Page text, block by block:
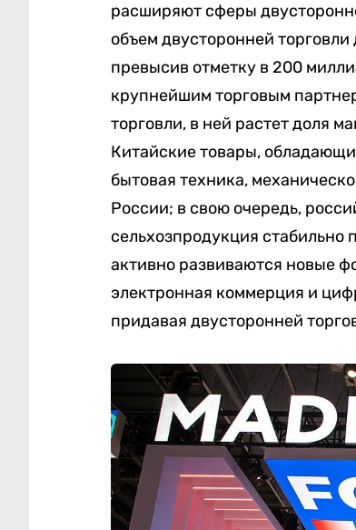
расширяют сферы
объем двусторонней
превысив отметку в 200
крупнейшим торговым
торговли, в ней растет доля
Китайские товары,
бытовая техника,
России; в свою очередь,
сельхозпродукция стабильно
активно развиваются новые
электронная коммерция и
придавая двусторонней